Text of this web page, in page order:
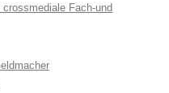
Fach-und